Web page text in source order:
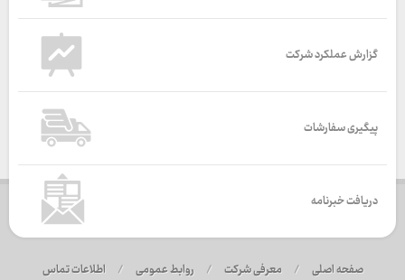
گزارش عملکرد شرکت
پیگیری سفارشات
دریافت خبرنامه
صفحه اصلی / معرفی شرکت / روابط عمومی / اطلاعات تماس